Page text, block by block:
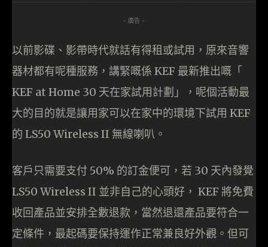
- 廣告 -
以前影碟、影帶時代就話有得租或試用，原來音響
器材都有呢種服務，講緊嘅係 KEF 最新推出嘅「
KEF at Home 30 天在家試用計劃」，呢個活動最
大的目的就是讓用家可以在家中的環境下試用 KEF
的 LS50 Wireless II 無線喇叭。
客戶只需要支付 50% 的訂金便可，若 30 天內發覺
LS50 Wireless II 並非自己的心頭好， KEF 將免費
收回產品並安排全數退款，當然退還產品要符合一
定條件，最起碼要保持運作正常兼良好外觀。但可